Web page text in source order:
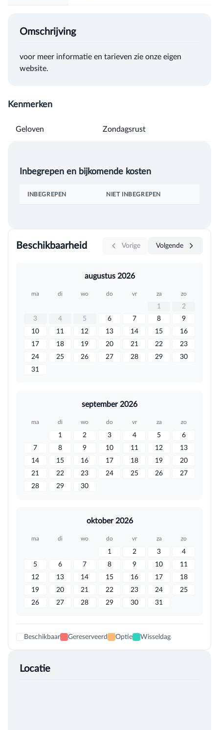
Omschrijving
voor meer informatie en tarieven zie onze eigen
website.
Kenmerken
Geloven Zondagsrust
Inbegrepen en bijkomende kosten
INBEGREPEN NIET INBEGREPEN
Beschikbaarheid Vorige Volgende
augustus 2026
ma di wo do vr za zo
1
2
3
4 5 6 7 8
9
10
11 12 13 14 15
16
17
18 19 20 21 22
23
24
25 26 27 28 29
30
31
september 2026
ma di wo do vr za zo
1 2 3 4 5
6
7
8 9 10 11 12
13
14
15 16 17 18 19
20
21
22 23 24 25 26
27
28
29 30
oktober 2026
ma di wo do vr za zo
1 2 3
4
5
6 7 8 9 10
11
12
13 14 15 16 17
18
19
20 21 22 23 24
25
26
27 28 29 30 31
Beschikbaar Gereserveerd Optie Wisseldag
Locatie